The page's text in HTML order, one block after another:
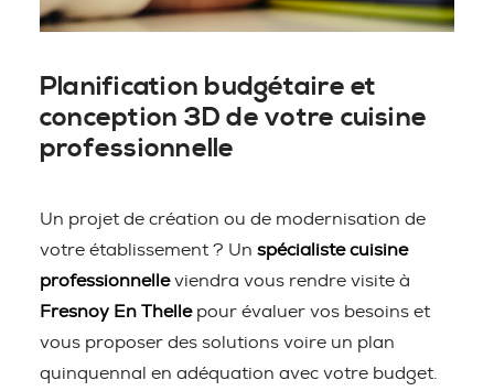
Planification budgétaire et
conception 3D de votre cuisine
professionnelle
Un projet de création ou de modernisation de
votre établissement ? Un spécialiste cuisine
professionnelleviendra vous rendre visite à
Fresnoy En Thellepour évaluer vos besoins et
vous proposer des solutions voire un plan
quinquennal en adéquation avec votre budget.